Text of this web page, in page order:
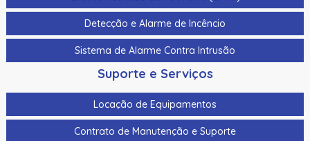
Cabo Para Cameras Mobile 4 Metros Hikvision Ds-
Cadastrador De Cartoes Hikvision Ds-K1F100-D8E Dupla
Frequencia 125Khz (Em) E 13,56Mhz (Mifare)
Cadastrador Impressao Digital Hikvision Ds-K1F820-F
Cartao De Memoria Hikvision Hs-Tf-H1I 32G
Detecção e Alarme de Incêncio
Sistema de Alarme Contra Intrusão
Suporte e Serviços
Locação de Equipamentos
Contrato de Manutenção e Suporte